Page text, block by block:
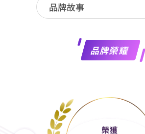
加入我們
常見問題
品牌故事
品牌榮耀
榮獲